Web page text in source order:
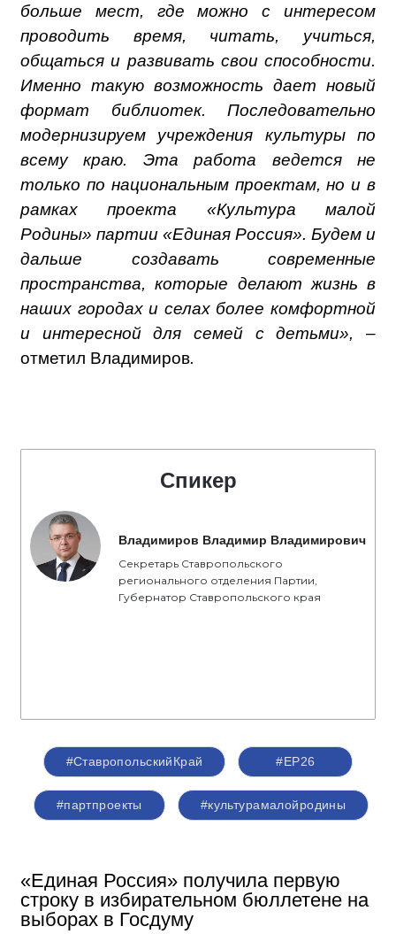
больше мест, где можно с интересом
проводить время, читать, учиться,
общаться и развивать свои способности.
Именно такую возможность дает новый
формат библиотек. Последовательно
модернизируем учреждения культуры по
всему краю. Эта работа ведется не
только по национальным проектам, но и в
рамках проекта «Культура малой
Родины» партии «Единая Россия». Будем и
дальше создавать современные
пространства, которые делают жизнь в
наших городах и селах более комфортной
и интересной для семей с детьми», –
отметил Владимиров.
Спикер
Владимиров Владимир Владимирович
Секретарь Ставропольского
регионального отделения Партии,
Губернатор Ставропольского края
#СтавропольскийКрай #ЕР26
#партпроекты #культурамалойродины
«Единая Россия» получила первую
строку в избирательном бюллетене на
выборах в Госдуму